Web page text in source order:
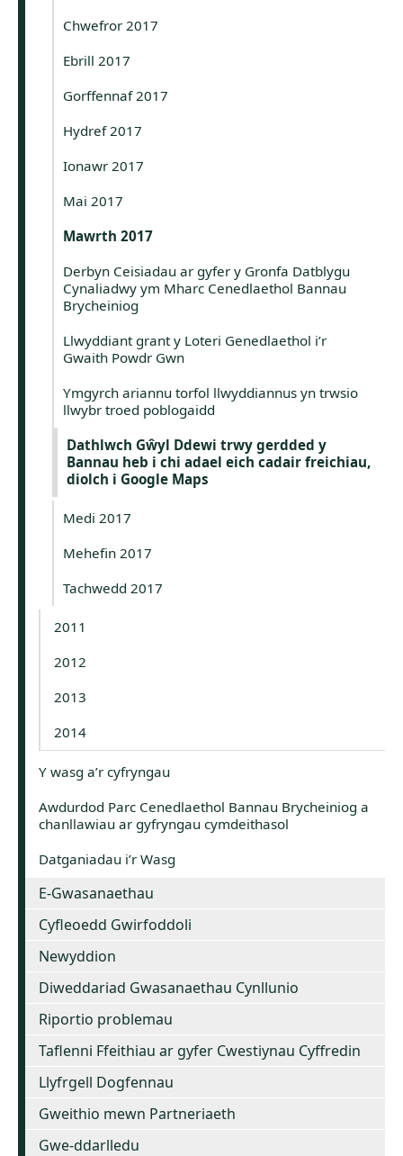
Chwefror 2017
Ebrill 2017
Gorffennaf 2017
Hydref 2017
Ionawr 2017
Mai 2017
Mawrth 2017
Derbyn Ceisiadau ar gyfer y Gronfa Datblygu
Cynaliadwy ym Mharc Cenedlaethol Bannau
Brycheiniog
Llwyddiant grant y Loteri Genedlaethol i’r
Gwaith Powdr Gwn
Ymgyrch ariannu torfol llwyddiannus yn trwsio
llwybr troed poblogaidd
Dathlwch Gŵyl Ddewi trwy gerdded y
Bannau heb i chi adael eich cadair freichiau,
diolch i Google Maps
Medi 2017
Mehefin 2017
Tachwedd 2017
2011
2012
2013
2014
Y wasg a’r cyfryngau
Awdurdod Parc Cenedlaethol Bannau Brycheiniog a
chanllawiau ar gyfryngau cymdeithasol
Datganiadau i’r Wasg
E-Gwasanaethau
Cyfleoedd Gwirfoddoli
Newyddion
Diweddariad Gwasanaethau Cynllunio
Riportio problemau
Taflenni Ffeithiau ar gyfer Cwestiynau Cyffredin
Llyfrgell Dogfennau
Gweithio mewn Partneriaeth
Gwe-ddarlledu